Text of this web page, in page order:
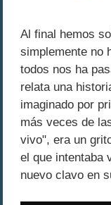
Al final hemos
simplemente no
todos nos ha
relata una
imaginado por
más veces de
vivo", era un
el que intentaba
nuevo clavo en